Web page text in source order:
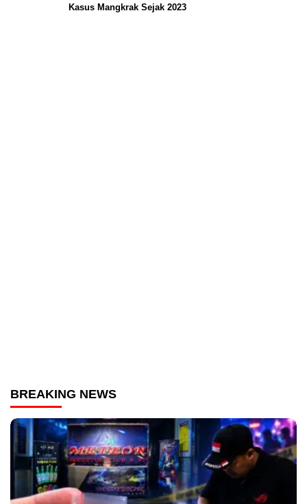
Kasus Mangkrak Sejak 2023
BREAKING NEWS